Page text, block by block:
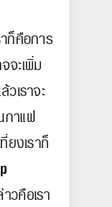
ก็คือการ
จะเพิ่ม
เราจะ
าแฟ
ยงเราก็
คือเรา